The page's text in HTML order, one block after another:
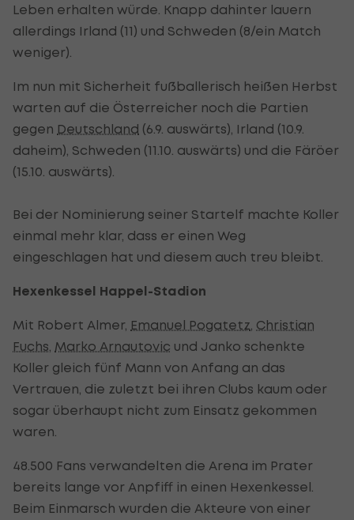
Leben erhalten würde. Knapp dahinter lauern
allerdings Irland (11) und Schweden (8/ein Match
weniger).
Im nun mit Sicherheit fußballerisch heißen Herbst
warten auf die Österreicher noch die Partien
gegen Deutschland (6.9. auswärts), Irland (10.9.
daheim), Schweden (11.10. auswärts) und die Färöer
(15.10. auswärts).
Bei der Nominierung seiner Startelf machte Koller
einmal mehr klar, dass er einen Weg
eingeschlagen hat und diesem auch treu bleibt.
Hexenkessel Happel-Stadion
Mit Robert Almer, Emanuel Pogatetz Christian
Fuchs Marko Arnautovic und Janko schenkte
Koller gleich fünf Mann von Anfang an das
Vertrauen, die zuletzt bei ihren Clubs kaum oder
sogar überhaupt nicht zum Einsatz gekommen
waren.
48.500 Fans verwandelten die Arena im Prater
bereits lange vor Anpfiff in einen Hexenkessel.
Beim Einmarsch wurden die Akteure von einer